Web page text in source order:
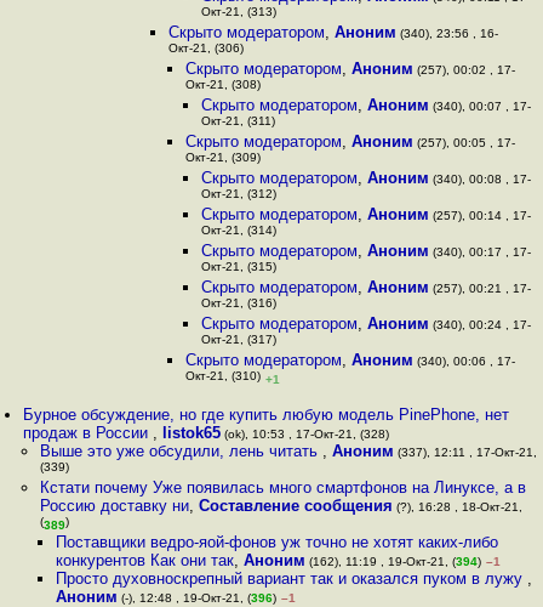
Окт-21, (313)
Скрыто модератором,Аноним (340), 23:56 , 16-
Окт-21, (306)
Скрыто модератором, Аноним (257), 00:02 , 17-
Окт-21, (308)
Скрыто модератором, Аноним (340), 00:07 , 17-
Окт-21, (311)
Скрыто модератором, Аноним (257), 00:05 , 17-
Окт-21, (309)
Скрыто модератором, Аноним (340), 00:08 , 17-
Окт-21, (312)
Скрыто модератором, Аноним (257), 00:14 , 17-
Окт-21, (314)
Скрыто модератором, Аноним (340), 00:17 , 17-
Окт-21, (315)
Скрыто модератором, Аноним (257), 00:21 , 17-
Окт-21, (316)
Скрыто модератором, Аноним (340), 00:24 , 17-
Окт-21, (317)
Скрыто модератором, Аноним (340), 00:06 , 17-
Окт-21, (310) +1
Бурное обсуждение, но где купить любую модель PinePhone, нет
продаж в России , listok65 (ok), 10:53 , 17-Окт-21, (328)
Выше это уже обсудили, лень читать , Аноним (337), 12:11 , 17-Окт-21,
(339)
Кстати почему Уже появилась много смартфонов на Линуксе, а в
Россию доставку ни, Составление сообщения (?), 16:28 , 18-Окт-21,
(389)
Поставщики ведро-яой-фонов уж точно не хотят каких-либо
конкурентов Как они так, Аноним (162), 11:19 , 19-Окт-21, (394) –1
Просто духовноскрепный вариант так и оказался пуком в лужу ,
Аноним (-), 12:48 , 19-Окт-21, (396) –1